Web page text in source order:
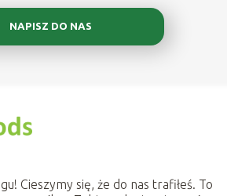
NAPISZ DO NAS
Cieszymy się, że do nas trafiłeś. To